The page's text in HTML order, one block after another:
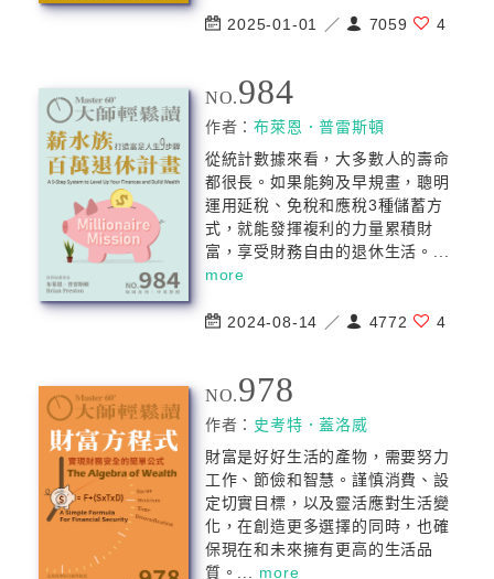
2025-01-01 ／ 7059 4
NO.984
作者：布萊恩．普雷斯頓
從統計數據來看，大多數人的壽命
都很長。如果能夠及早規畫，聰明
運用延稅、免稅和應稅3種儲蓄方
式，就能發揮複利的力量累積財
富，享受財務自由的退休生活。...
more
2024-08-14 ／ 4772 4
NO.978
作者： 史考特．蓋洛威
財富是好好生活的產物，需要努力
工作、節儉和智慧。謹慎消費、設
定切實目標，以及靈活應對生活變
化，在創造更多選擇的同時，也確
保現在和未來擁有更高的生活品
質。... more